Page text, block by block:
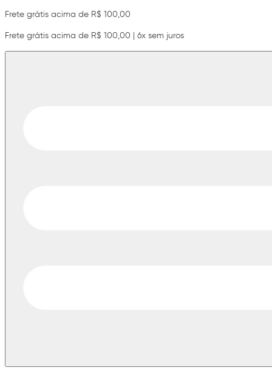
Frete grátis acima de R$ 100,00
Frete grátis acima de R$ 100,00 | 6x sem juros